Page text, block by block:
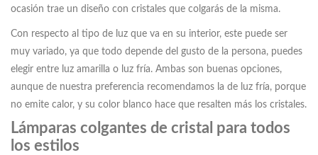
ocasión trae un diseño con cristales que colgarás de la misma.
Con respecto al tipo de luz que va en su interior, este puede ser
muy variado, ya que todo depende del gusto de la persona, puedes
elegir entre luz amarilla o luz fría. Ambas son buenas opciones,
aunque de nuestra preferencia recomendamos la de luz fría, porque
no emite calor, y su color blanco hace que resalten más los cristales.
Lámparas colgantes de cristal para todos
los estilos